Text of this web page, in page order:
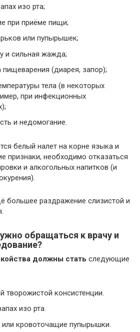
изо рта;
при приёме пищи;
или пупырышек;
и сильная жажда;
пищеварения (диарея, запор);
тела (в некоторых
при инфекционных
и недомогание.
белый налет на корне языка и
признаки, необходимо отказаться
и алкогольных напитков (и
большее раздражение слизистой и
обращаться к врачу и
должны стать следующие
творожистой консистенции.
изо рта.
кровоточащие пупырышки.